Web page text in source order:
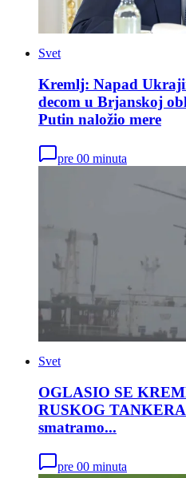
Svet
Kremlj: Napad
decom u Brjanskoj
Putin naložio mere
pre 00 minuta
Svet
OGLASIO SE
RUSKOG
smatramo...
pre 00 minuta